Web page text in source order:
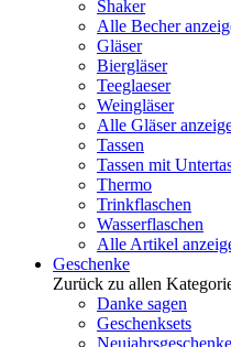
Shaker
Alle Becher
Gläser
Biergläser
Teeglaeser
Weingläser
Alle Gläser
Tassen
Tassen mit
Thermo
Trinkflaschen
Wasserflaschen
Alle Artikel
Geschenke
Zurück zu allen
Danke sagen
Geschenksets
Neujahrsgeschenke